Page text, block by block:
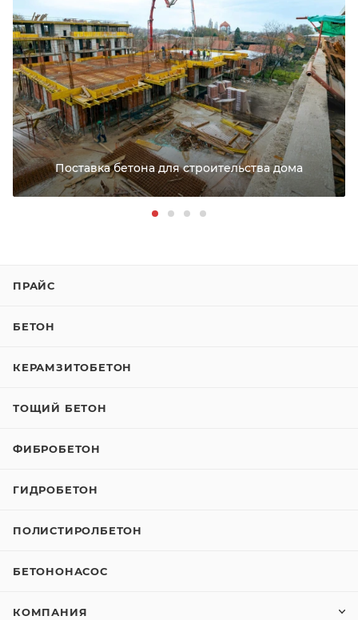
РАССЧИТАТЬ ДОСТАВКУ
Поставка бетона для строительства дома
ПРАЙС
БЕТОН
КЕРАМЗИТОБЕТОН
ТОЩИЙ БЕТОН
ФИБРОБЕТОН
ГИДРОБЕТОН
ПОЛИСТИРОЛБЕТОН
БЕТОНОНАСОС
КОМПАНИЯ